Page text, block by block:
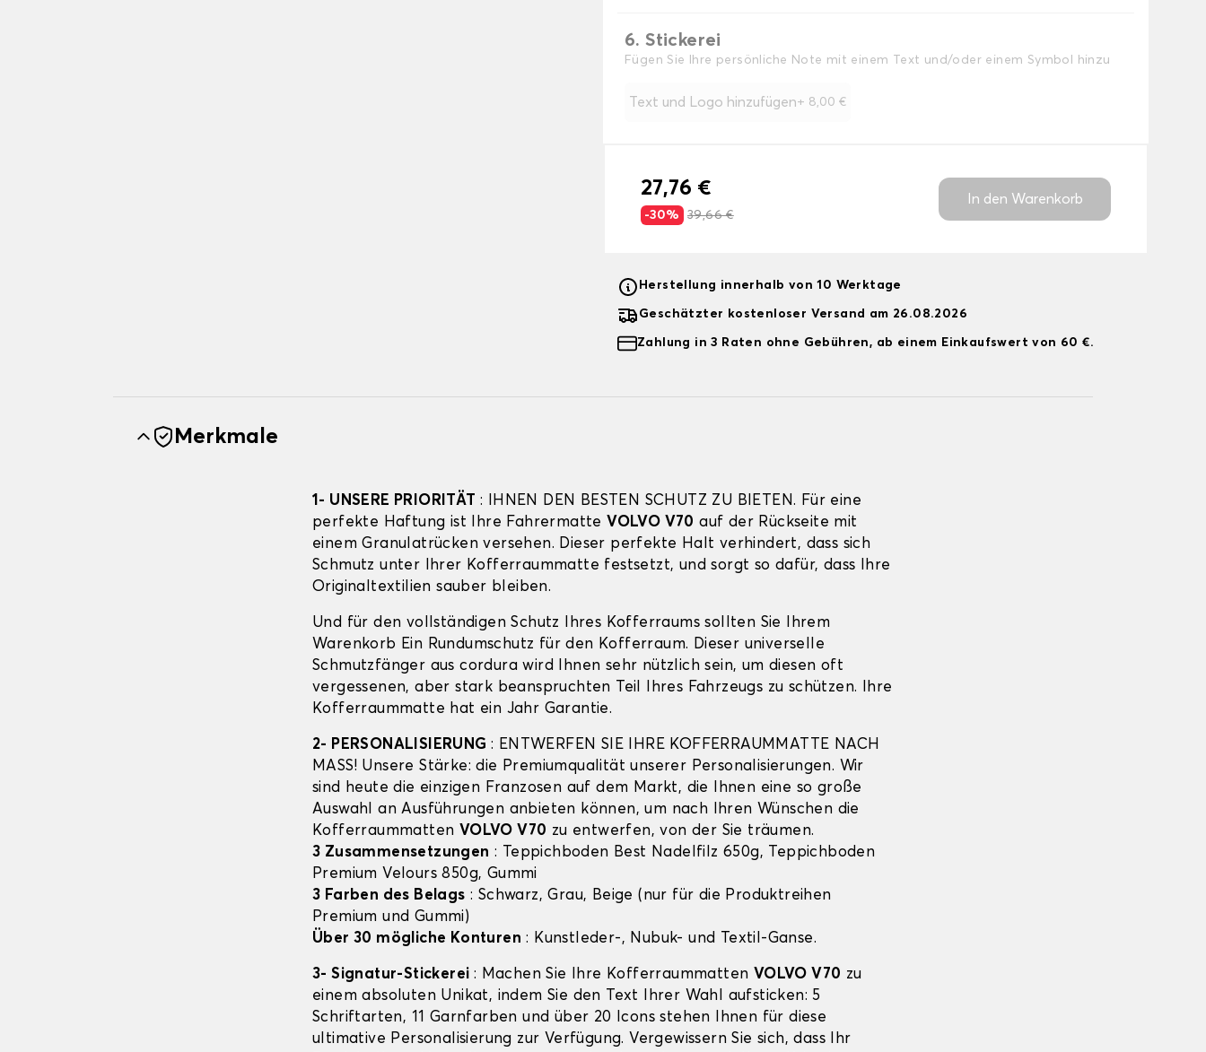
6. Stickerei
Fügen Sie Ihre persönliche Note mit einem Text und/oder einem Symbol hinzu
Text und Logo hinzufügen+ 8,00 €
27,76 €
-30% 39,66 €
In den Warenkorb
Herstellung innerhalb von 10 Werktage
Geschätzter kostenloser Versand am 26.08.2026
Zahlung in 3 Raten ohne Gebühren, ab einem Einkaufswert von 60 €.
Merkmale
1- UNSERE PRIORITÄT : IHNEN DEN BESTEN SCHUTZ ZU BIETEN. Für eine
perfekte Haftung ist Ihre Fahrermatte VOLVO V70 auf der Rückseite mit
einem Granulatrücken versehen. Dieser perfekte Halt verhindert, dass sich
Schmutz unter Ihrer Kofferraummatte festsetzt, und sorgt so dafür, dass Ihre
Originaltextilien sauber bleiben.
Und für den vollständigen Schutz Ihres Kofferraums sollten Sie Ihrem
Warenkorb Ein Rundumschutz für den Kofferraum. Dieser universelle
Schmutzfänger aus cordura wird Ihnen sehr nützlich sein, um diesen oft
vergessenen, aber stark beanspruchten Teil Ihres Fahrzeugs zu schützen. Ihre
Kofferraummatte hat ein Jahr Garantie.
2- PERSONALISIERUNG : ENTWERFEN SIE IHRE KOFFERRAUMMATTE NACH
MASS! Unsere Stärke: die Premiumqualität unserer Personalisierungen. Wir
sind heute die einzigen Franzosen auf dem Markt, die Ihnen eine so große
Auswahl an Ausführungen anbieten können, um nach Ihren Wünschen die
Kofferraummatten VOLVO V70 zu entwerfen, von der Sie träumen.
3 Zusammensetzungen : Teppichboden Best Nadelfilz 650g, Teppichboden
Premium Velours 850g, Gummi
3 Farben des Belags : Schwarz, Grau, Beige (nur für die Produktreihen
Premium und Gummi)
Über 30 mögliche Konturen : Kunstleder-, Nubuk- und Textil-Ganse.
3- Signatur-Stickerei : Machen Sie Ihre Kofferraummatten VOLVO V70 zu
einem absoluten Unikat, indem Sie den Text Ihrer Wahl aufsticken: 5
Schriftarten, 11 Garnfarben und über 20 Icons stehen Ihnen für diese
ultimative Personalisierung zur Verfügung. Vergewissern Sie sich, dass Ihr